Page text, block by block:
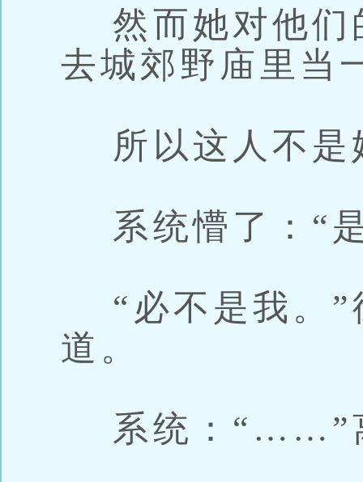
然而她对他们
去城郊野庙里当
所以这人不是
系统懵了：“
“必不是我。”
道。
系统：“……”